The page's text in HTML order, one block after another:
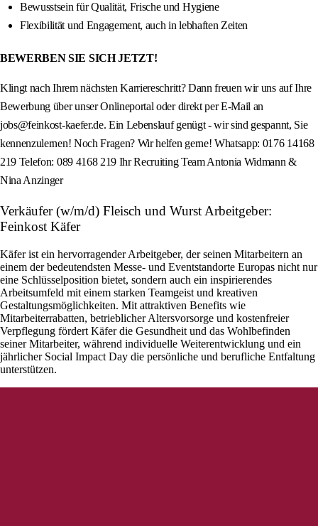
Bewusstsein für Qualität, Frische und Hygiene
Flexibilität und Engagement, auch in lebhaften Zeiten
BEWERBEN SIE SICH JETZT!
Klingt nach Ihrem nächsten Karriereschritt? Dann freuen wir uns auf Ihre
Bewerbung über unser Onlineportal oder direkt per E-Mail an
jobs@feinkost-kaefer.de. Ein Lebenslauf genügt - wir sind gespannt, Sie
kennenzulernen! Noch Fragen? Wir helfen gerne! Whatsapp: 0176 14168
219 Telefon: 089 4168 219 Ihr Recruiting Team Antonia Widmann &
Nina Anzinger
Verkäufer (w/m/d) Fleisch und Wurst Arbeitgeber:
Feinkost Käfer
Käfer ist ein hervorragender Arbeitgeber, der seinen Mitarbeitern an
einem der bedeutendsten Messe- und Eventstandorte Europas nicht nur
eine Schlüsselposition bietet, sondern auch ein inspirierendes
Arbeitsumfeld mit einem starken Teamgeist und kreativen
Gestaltungsmöglichkeiten. Mit attraktiven Benefits wie
Mitarbeiterrabatten, betrieblicher Altersvorsorge und kostenfreier
Verpflegung fördert Käfer die Gesundheit und das Wohlbefinden
seiner Mitarbeiter, während individuelle Weiterentwicklung und ein
jährlicher Social Impact Day die persönliche und berufliche Entfaltung
unterstützen.